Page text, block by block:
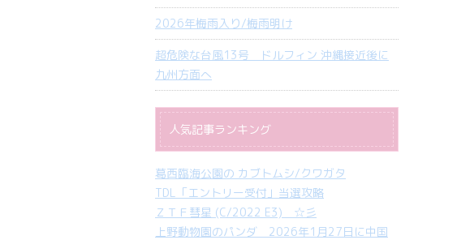
2026年梅雨入り/梅雨明け
超危険な台風13号 ドルフィン 沖縄接近後に
九州方面へ
人気記事ランキング
葛西臨海公園の カブトムシ/クワガタ
TDL「エントリー受付」当選攻略
ＺＴＦ彗星 (C/2022 E3) ☆彡
上野動物園のパンダ 2026年1月27日に中国